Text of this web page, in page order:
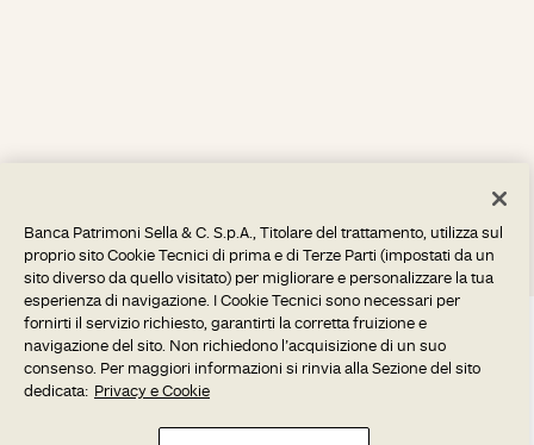
Banca Patrimoni Sella & C. S.p.A., Titolare del trattamento, utilizza sul
proprio sito Cookie Tecnici di prima e di Terze Parti (impostati da un
sito diverso da quello visitato) per migliorare e personalizzare la tua
esperienza di navigazione. I Cookie Tecnici sono necessari per
fornirti il servizio richiesto, garantirti la corretta fruizione e
navigazione del sito. Non richiedono l’acquisizione di un suo
consenso. Per maggiori informazioni si rinvia alla Sezione del sito
dedicata: Privacy e Cookie